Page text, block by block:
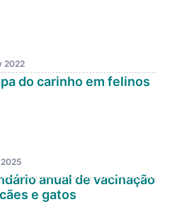
2022
do carinho em felinos
anual de vacinação
e gatos